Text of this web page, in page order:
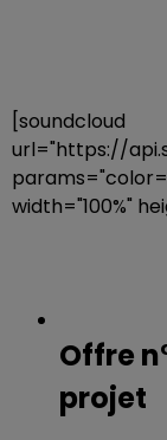
[soundcloud
url="https://
width="100%"
Offre
projet